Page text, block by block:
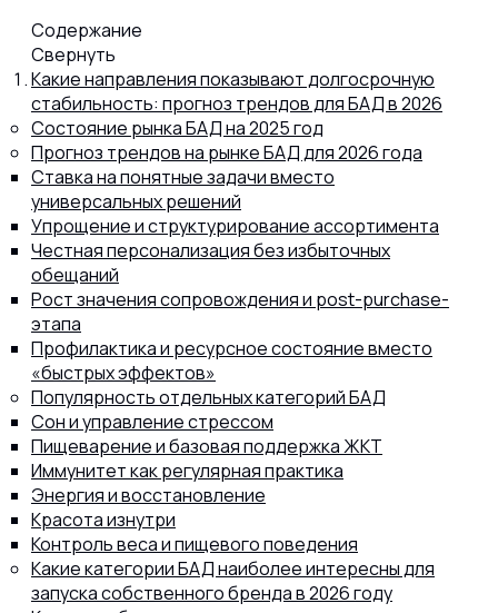
Каталог
Статьи
8 (800) 302-77-51
Содержание
Свернуть
Какие направления показывают долгосрочную
стабильность: прогноз трендов для БАД в 2026
Состояние рынка БАД на 2025 год
Прогноз трендов на рынке БАД для 2026 года
Ставка на понятные задачи вместо
универсальных решений
Упрощение и структурирование ассортимента
Честная персонализация без избыточных
обещаний
Рост значения сопровождения и post-purchase-
этапа
Профилактика и ресурсное состояние вместо
«быстрых эффектов»
Популярность отдельных категорий БАД
Сон и управление стрессом
Пищеварение и базовая поддержка ЖКТ
Иммунитет как регулярная практика
Энергия и восстановление
Красота изнутри
Контроль веса и пищевого поведения
Какие категории БАД наиболее интересны для
запуска собственного бренда в 2026 году